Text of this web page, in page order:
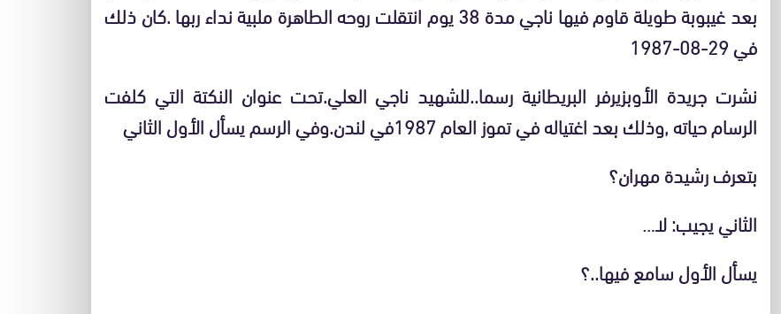
بعد غيبوبة طويلة قاوم فيها ناجي مدة 38 يوم انتقلت روحه الطاهرة ملبية نداء ربها .كان ذلك
في 29-08-1987
نشرت جريدة الأوبزيرفر البريطانية رسما..للشهيد ناجي العلي.تحت عنوان النكتة التي كلفت
الرسام حياته ,وذلك بعد اغتياله في تموز العام 1987في لندن.وفي الرسم يسأل الأول الثاني
بتعرف رشيدة مهران؟
الثاني يجيب: لا…
يسأل الأول سامع فيها..؟